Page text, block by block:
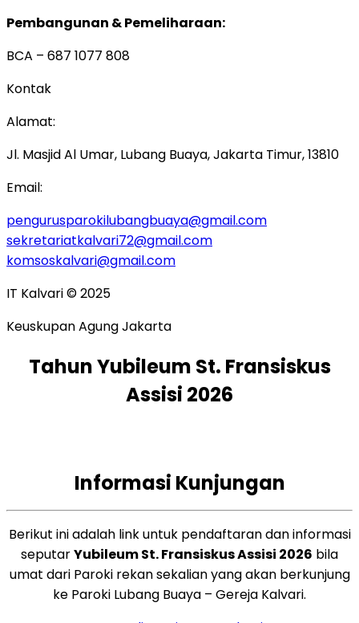
Pembangunan & Pemeliharaan:
BCA – 687 1077 808
Kontak
Alamat:
Jl. Masjid Al Umar, Lubang Buaya, Jakarta Timur, 13810
Email:
pengurusparokilubangbuaya@gmail.com
sekretariatkalvari72@gmail.com
komsoskalvari@gmail.com
IT Kalvari © 2025
Keuskupan Agung Jakarta
Tahun Yubileum St. Fransiskus
Assisi 2026
Informasi Kunjungan
Berikut ini adalah link untuk pendaftaran dan informasi
seputarYubileum St. Fransiskus Assisi 2026 bila
umat dari Paroki rekan sekalian yang akan berkunjung
ke Paroki Lubang Buaya – Gereja Kalvari.